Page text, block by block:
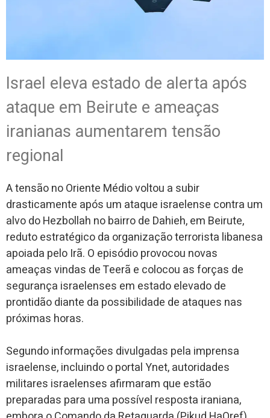
Israel eleva estado de alerta após
ataque em Beirute e ameaças
iranianas aumentarem tensão
regional
A tensão no Oriente Médio voltou a subir
drasticamente após um ataque israelense contra um
alvo do Hezbollah no bairro de Dahieh, em Beirute,
reduto estratégico da organização terrorista libanesa
apoiada pelo Irã. O episódio provocou novas
ameaças vindas de Teerã e colocou as forças de
segurança israelenses em estado elevado de
prontidão diante da possibilidade de ataques nas
próximas horas.
Segundo informações divulgadas pela imprensa
israelense, incluindo o portal Ynet, autoridades
militares israelenses afirmaram que estão
preparadas para uma possível resposta iraniana,